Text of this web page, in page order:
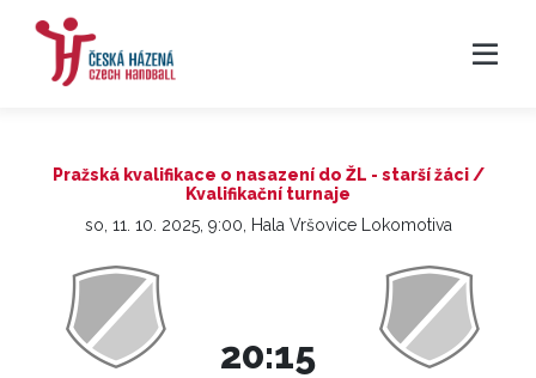
Pražská kvalifikace o nasazení do ŽL - starší žáci /
Kvalifikační turnaje
so, 11. 10. 2025, 9:00, Hala Vršovice Lokomotiva
20:15